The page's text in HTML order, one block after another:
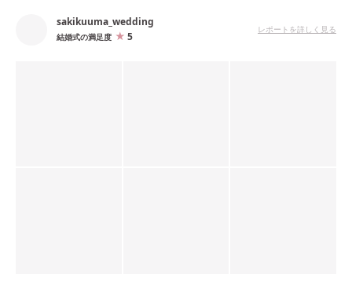
sakikuuma_wedding
結婚式の満足度 5
レポートを詳しく見る